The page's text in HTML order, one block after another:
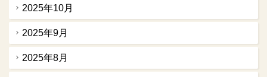
2025年10月
2025年9月
2025年8月